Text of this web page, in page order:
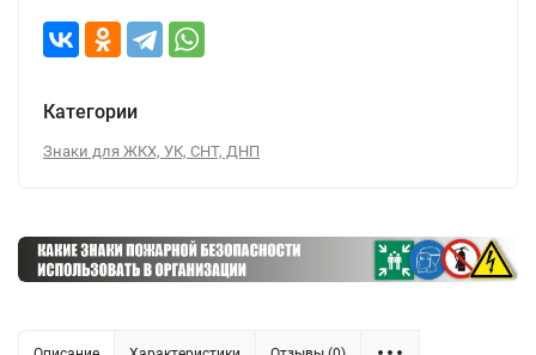
Категории
Знаки для ЖКХ, УК, СНТ, ДНП